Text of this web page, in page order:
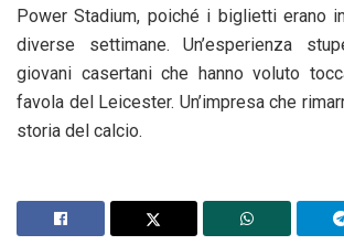
Power Stadium, poiché i biglietti erano
diverse settimane. Un’esperienza
giovani casertani che hanno voluto
favola del Leicester. Un’impresa che
storia del calcio.